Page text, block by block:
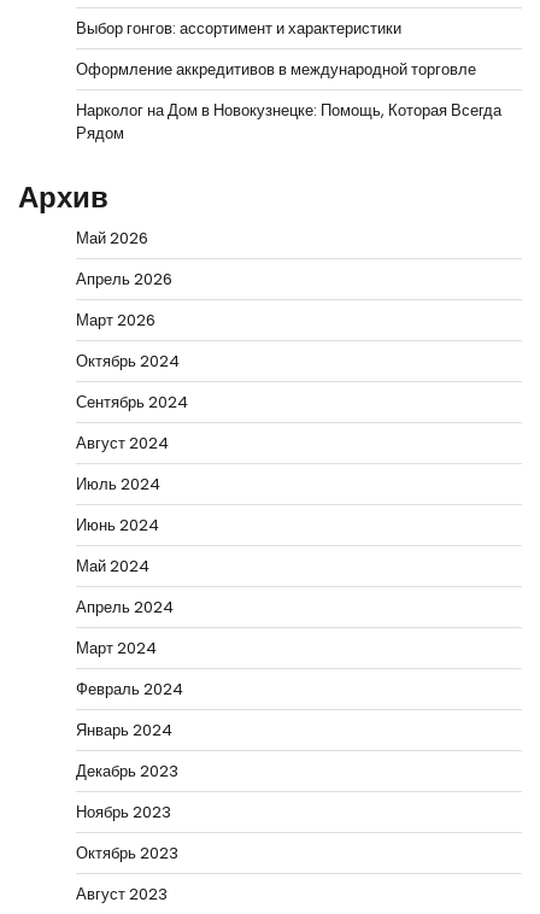
Выбор гонгов: ассортимент и характеристики
Оформление аккредитивов в международной торговле
Нарколог на Дом в Новокузнецке: Помощь, Которая Всегда
Рядом
Архив
Май 2026
Апрель 2026
Март 2026
Октябрь 2024
Сентябрь 2024
Август 2024
Июль 2024
Июнь 2024
Май 2024
Апрель 2024
Март 2024
Февраль 2024
Январь 2024
Декабрь 2023
Ноябрь 2023
Октябрь 2023
Август 2023